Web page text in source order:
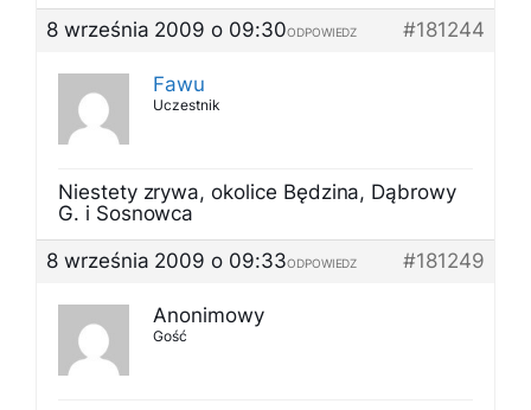
8 września 2009 o 09:30
#181244
ODPOWIEDZ
Fawu
Uczestnik
Niestety zrywa, okolice Będzina, Dąbrowy
G. i Sosnowca
8 września 2009 o 09:33
#181249
ODPOWIEDZ
Anonimowy
Gość